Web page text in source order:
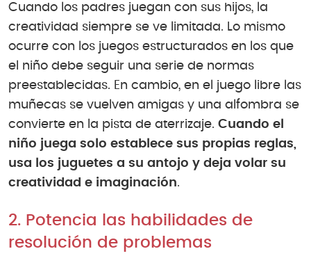
Cuando los padres juegan con sus hijos, la
creatividad siempre se ve limitada. Lo mismo
ocurre con los juegos estructurados en los que
el niño debe seguir una serie de normas
preestablecidas. En cambio, en el juego libre las
muñecas se vuelven amigas y una alfombra se
convierte en la pista de aterrizaje. Cuando el
niño juega solo establece sus propias reglas,
usa los juguetes a su antojo y deja volar su
creatividad e imaginación.
2. Potencia las habilidades de
resolución de problemas